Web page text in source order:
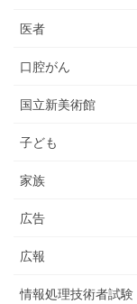
医者
口腔がん
国立新美術館
子ども
家族
広告
広報
情報処理技術者試験